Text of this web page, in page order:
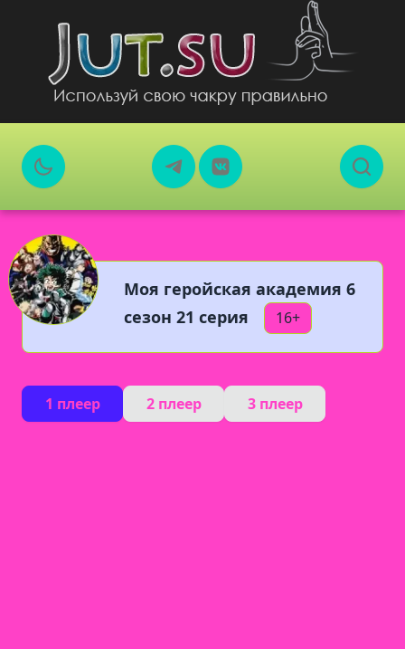
Моя геройская академия 6
сезон 21 серия
16+
1 плеер 2 плеер 3 плеер